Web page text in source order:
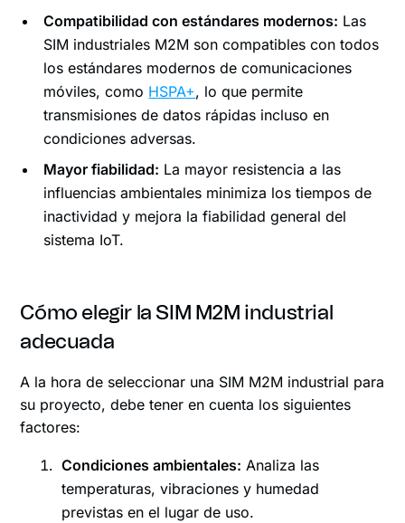
Compatibilidad con estándares modernos: Las
SIM industriales M2M son compatibles con todos
los estándares modernos de comunicaciones
móviles, como HSPA+, lo que permite
transmisiones de datos rápidas incluso en
condiciones adversas.
Mayor fiabilidad: La mayor resistencia a las
influencias ambientales minimiza los tiempos de
inactividad y mejora la fiabilidad general del
sistema IoT.
Cómo elegir la SIM M2M industrial
adecuada
A la hora de seleccionar una SIM M2M industrial para
su proyecto, debe tener en cuenta los siguientes
factores:
Condiciones ambientales: Analiza las
temperaturas, vibraciones y humedad
previstas en el lugar de uso.